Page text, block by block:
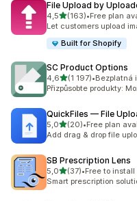
File Upload by
4,5z 5 hvězd
(163)
Celkový počet recenzí:
•Free plan
Let customers upload
Built for Shopify
SC Product Options
4,6z 5 hvězd
(1 197)
Celkový počet recenzí:
•Bezplatná
Přizpůsobte produkty:
QuickFiles — File
5,0z 5 hvězd
(20)
Celkový počet recenzí:
•Free plan
Add drag & drop file
SB Prescription Lens
5,0z 5 hvězd
(37)
Celkový počet recenzí: 37
•Free to install
Smart prescription